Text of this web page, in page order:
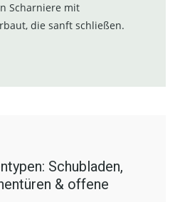
Scharniere mit
die sanft schließen.
Schubladen,
& offene